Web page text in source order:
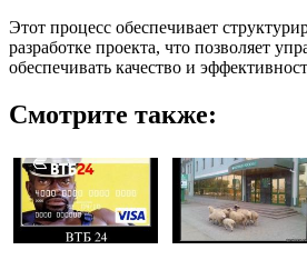
Этот процесс обеспечивает
разработке проекта, что позволяет
обеспечивать качество и
Смотрите также: